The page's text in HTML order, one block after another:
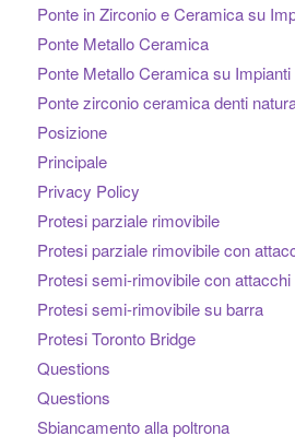
Ponte in Zirconio e Ceramica su
Ponte Metallo Ceramica
Ponte Metallo Ceramica su Impianti
Ponte zirconio ceramica denti
Posizione
Principale
Privacy Policy
Protesi parziale rimovibile
Protesi parziale rimovibile con
Protesi semi-rimovibile con attacchi
Protesi semi-rimovibile su barra
Protesi Toronto Bridge
Questions
Questions
Sbiancamento alla poltrona